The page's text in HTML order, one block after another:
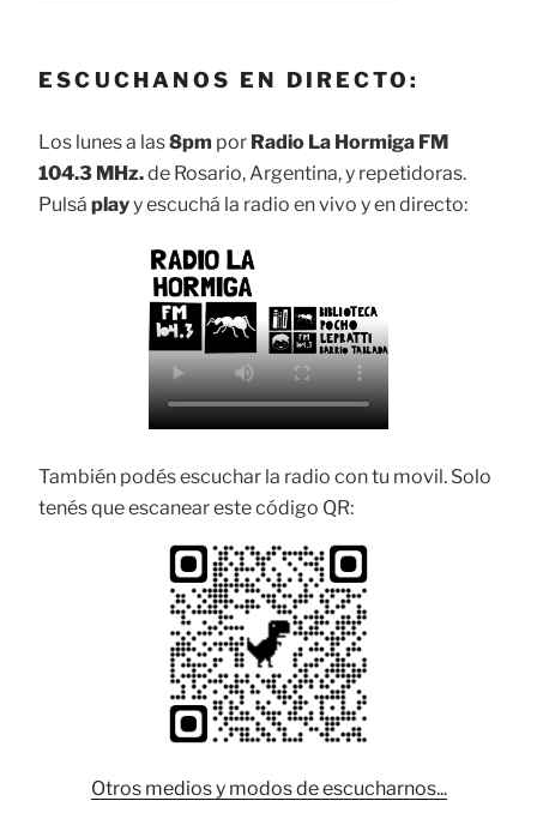
ESCUCHANOS EN DIRECTO:
Los lunes a las8pm por Radio La Hormiga FM
104.3 MHz.de Rosario, Argentina, y repetidoras.
Pulsá playy escuchá la radio en vivo y en directo:
También podés escuchar la radio con tu movil. Solo
tenés que escanear este código QR:
Otros medios y modos de escucharnos...